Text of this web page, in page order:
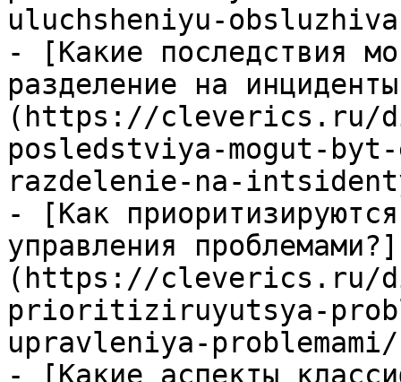
uluchsheniyu-
- [Какие последствия
разделение на
(https://cleverics.ru/
posledstviya-mogut-
razdelenie-na-
- [Как
управления проблемами?]
(https://cleverics.ru/
prioritiziruyutsya-
upravleniya-
- [Какие аспекты